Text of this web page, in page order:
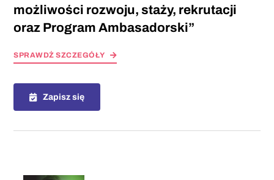
możliwości rozwoju, staży, rekrutacji
oraz Program Ambasadorski”
SPRAWDŻ SZCZEGÓŁY
Zapisz się